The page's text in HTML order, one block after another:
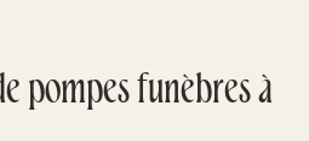
pompes funèbres à